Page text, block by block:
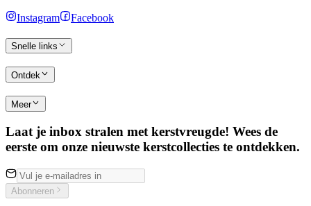
Instagram Facebook
Snelle links
Ontdek
Meer
Laat je inbox stralen met kerstvreugde! Wees de
eerste om onze nieuwste kerstcollecties te ontdekken.
Abonneren